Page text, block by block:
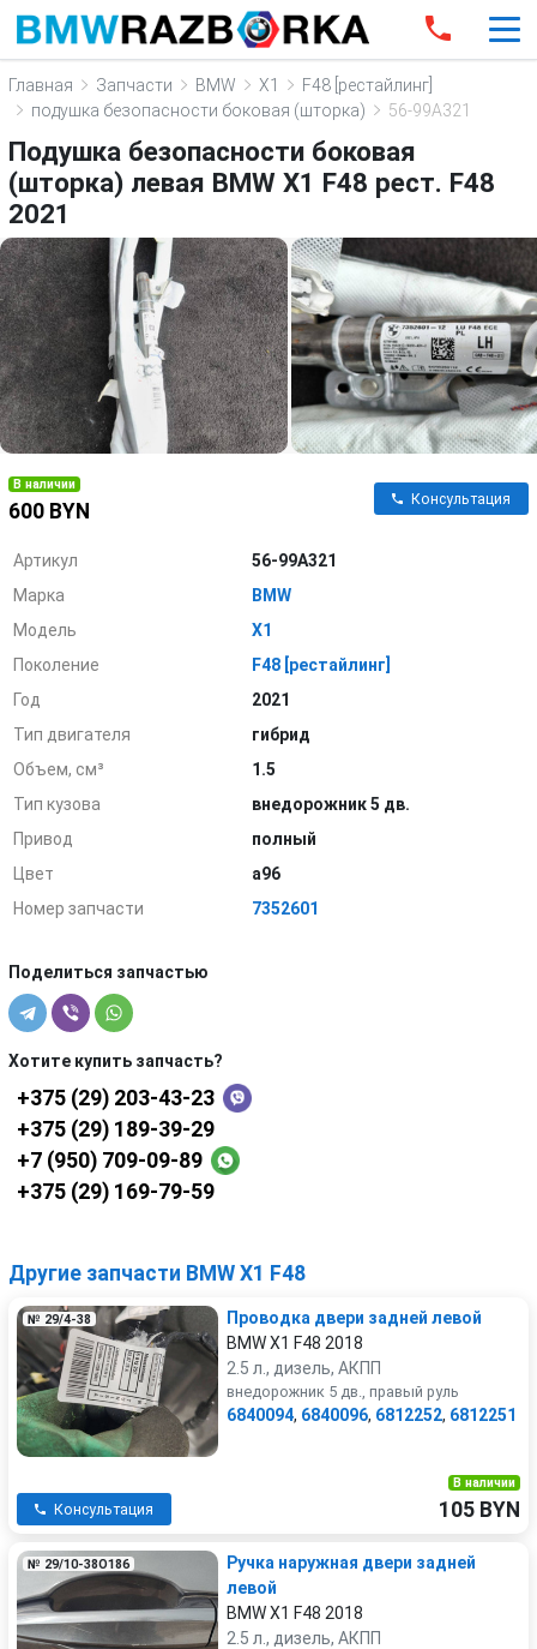
Главная Запчасти BMW X1
F48 [рестайлинг]
подушка безопасности боковая (шторка)
56-99A321
Подушка безопасности боковая
(шторка) левая BMW X1 F48 рест. F48
2021
В наличии
600 BYN
Консультация
Артикул
56-99A321
Марка
BMW
Модель
X1
Поколение
F48 [рестайлинг]
Год
2021
Тип двигателя
гибрид
Объем, см³
1.5
Тип кузова
внедорожник 5 дв.
Привод
полный
Цвет
a96
Номер запчасти
7352601
Поделиться запчастью
Хотите купить запчасть?
+375 (29) 203-43-23
+375 (29) 189-39-29
+7 (950) 709-09-89
+375 (29) 169-79-59
Другие запчасти BMW X1 F48
№ 29/4-38
Проводка двери задней левой
BMW X1 F48 2018
2.5 л., дизель, АКПП
внедорожник 5 дв., правый руль
6840094, 6840096, 6812252, 6812251
Консультация
В наличии
105 BYN
№ 29/10-38О186
Ручка наружная двери задней
левой
BMW X1 F48 2018
2.5 л., дизель, АКПП